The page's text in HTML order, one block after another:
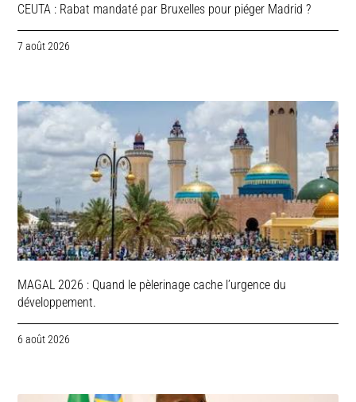
CEUTA : Rabat mandaté par Bruxelles pour piéger Madrid ?
7 août 2026
MAGAL 2026 : Quand le pèlerinage cache l’urgence du
développement.
6 août 2026